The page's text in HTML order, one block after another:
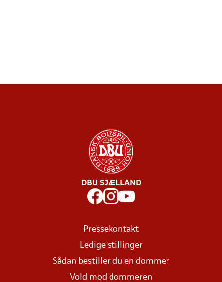
DBU SJÆLLAND
Pressekontakt
Ledige stillinger
Sådan bestiller du en dommer
Vold mod dommeren